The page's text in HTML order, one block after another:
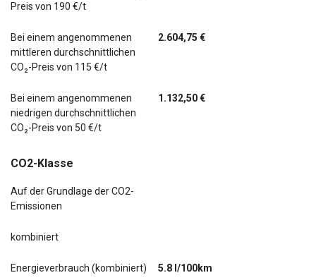
Preis von 190 €/t
Bei einem angenommenen
mittleren durchschnittlichen
CO₂-Preis von 115 €/t
2.604,75 €
Bei einem angenommenen
niedrigen durchschnittlichen
CO₂-Preis von 50 €/t
1.132,50 €
CO2-Klasse
Auf der Grundlage der CO2-
Emissionen
kombiniert
Energieverbrauch (kombiniert) 5.8 l/100km